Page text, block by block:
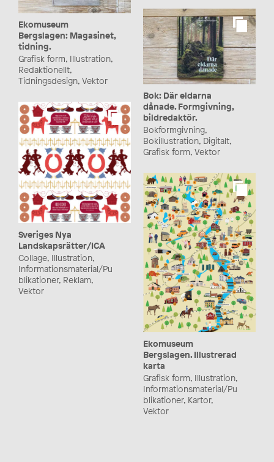
Ekomuseum
Bergslagen: Magasinet,
tidning.
Grafisk form, Illustration,
Redaktionellt,
Tidningsdesign, Vektor
Bok: Där eldarna
dånade. Formgivning,
bildredaktör.
Bokformgivning,
Bokillustration, Digitalt,
Grafisk form, Vektor
Sveriges Nya
Landskapsrätter/ICA
Collage, Illustration,
Informationsmaterial/Pu
blikationer, Reklam,
Vektor
Ekomuseum
Bergslagen. Illustrerad
karta
Grafisk form, Illustration,
Informationsmaterial/Pu
blikationer, Kartor,
Vektor